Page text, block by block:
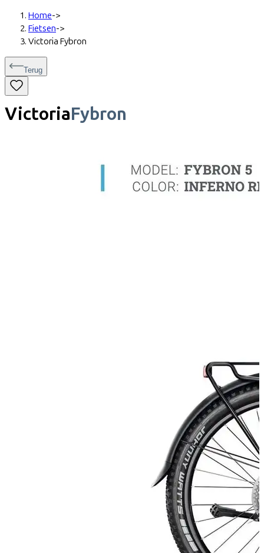
Home->
Fietsen->
Victoria Fybron
Terug
VictoriaFybron